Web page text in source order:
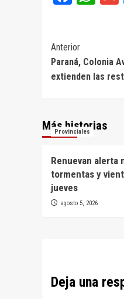
Navegación
de
Anterior
Paraná, Colonia
extienden las
Más historias
Provinciales
Renuevan alerta
tormentas y
jueves
agosto 5, 2026
Deja una